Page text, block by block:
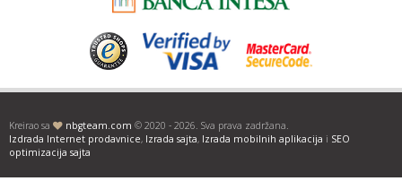
Kreirao sa nbgteam.com © 2020 - 2026. Sva prava zadržana.
Izdrada Internet prodavnice, Izrada sajta, Izrada mobilnih aplikacija i SEO
optimizacija sajta